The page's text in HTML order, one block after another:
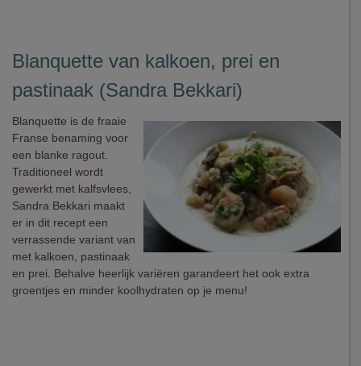
Blanquette van kalkoen, prei en
pastinaak (Sandra Bekkari)
Blanquette is de fraaie
Franse benaming voor
een blanke ragout.
Traditioneel wordt
gewerkt met kalfsvlees,
Sandra Bekkari maakt
er in dit recept een
verrassende variant van
met kalkoen, pastinaak
en prei. Behalve heerlijk variëren garandeert het ook extra
groentjes en minder koolhydraten op je menu!